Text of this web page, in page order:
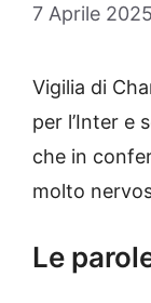
7 Aprile 2025
Vigilia di
per l’Inter e
che in
molto
Le